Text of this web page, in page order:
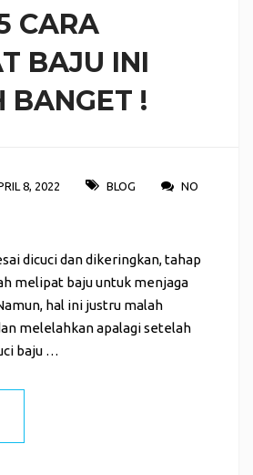
CARA
BAJU INI
BANGET !
8, 2022 BLOG
NO
dicuci dan dikeringkan, tahap
melipat baju untuk menjaga
hal ini justru malah
melelahkan apalagi setelah
baju …